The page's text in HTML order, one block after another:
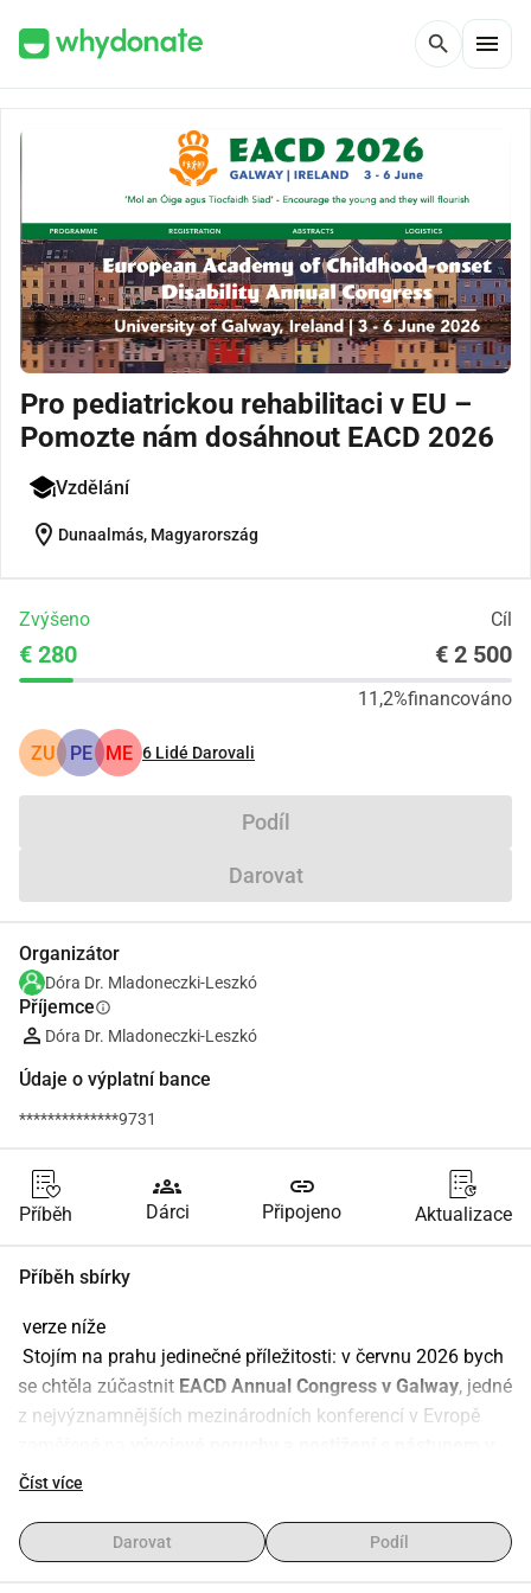
search menu
Pro pediatrickou rehabilitaci v EU –
Pomozte nám dosáhnout EACD 2026
Vzdělání
location_on Dunaalmás, Magyarország
Zvýšeno Cíl
€ 280 € 2 500
11,2%financováno
ZU PE ME 6 Lidé Darovali
Podíl
Darovat
Organizátor
Dóra Dr. Mladoneczki-Leszkó
Příjemceinfo
Dóra Dr. Mladoneczki-Leszkó
Údaje o výplatní bance
**************9731
Příběh
groups
Dárci
link
Připojeno Aktualizace
Příběh sbírky
verze níže
se chtěla zúčastnit EACD Annual Congress v Galway, jedné
z nejvýznamnějších mezinárodních konferencí v Evropě
dětství.
zasažených komunit což pro mě představuje neuvěřitelnou
šanci učit se, růst, budovat mezinárodní kontakty a
Číst více
Darovat Podíl